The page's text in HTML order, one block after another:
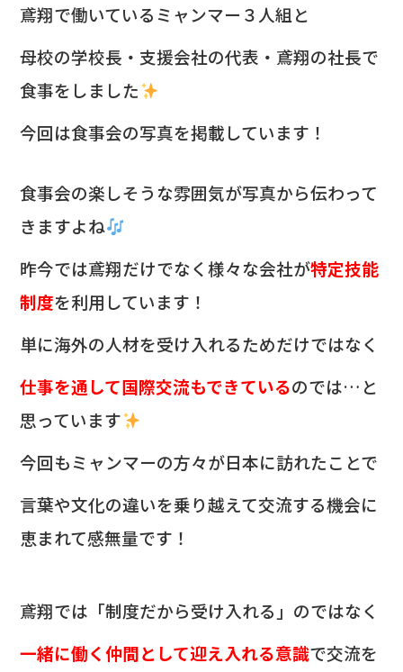
鳶翔で働いているミャンマー３人組と
母校の学校長・支援会社の代表・鳶翔の社長で
食事をしました
今回は食事会の写真を掲載しています！
食事会の楽しそうな雰囲気が写真から伝わって
きますよね
昨今では鳶翔だけでなく様々な会社が特定技能
制度を利用しています！
単に海外の人材を受け入れるためだけではなく
仕事を通して国際交流もできているのでは…と
思っています
今回もミャンマーの方々が日本に訪れたことで
言葉や文化の違いを乗り越えて交流する機会に
恵まれて感無量です！
鳶翔では「制度だから受け入れる」のではなく
一緒に働く仲間として迎え入れる意識で交流を